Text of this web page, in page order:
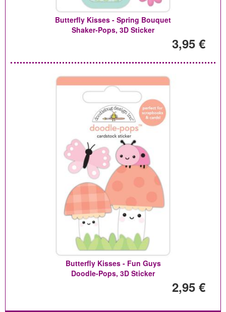
Butterfly Kisses - Spring Bouquet
Shaker-Pops, 3D Sticker
3,95 €
Butterfly Kisses - Fun Guys
Doodle-Pops, 3D Sticker
2,95 €